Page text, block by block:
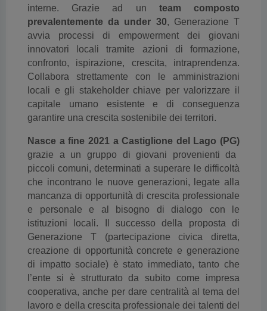
interne. Grazie ad un team composto
prevalentemente da under 30, Generazione T
avvia processi di empowerment dei giovani
innovatori locali tramite azioni di formazione,
confronto, ispirazione, crescita, intraprendenza.
Collabora strettamente con le amministrazioni
locali e gli stakeholder chiave per valorizzare il
capitale umano esistente e di conseguenza
garantire una crescita sostenibile dei territori.
Nasce a fine 2021 a Castiglione del Lago (PG)
grazie a un gruppo di giovani provenienti da
piccoli comuni, determinati a superare le difficoltà
che incontrano le nuove generazioni, legate alla
mancanza di opportunità di crescita professionale
e personale e al bisogno di dialogo con le
istituzioni locali.
Il successo della proposta di
Generazione T (partecipazione civica diretta,
creazione di opportunità concrete e generazione
di impatto sociale) è stato immediato, tanto che
l’ente si è strutturato da subito come impresa
cooperativa, anche per dare centralità al tema del
lavoro e della crescita professionale dei talenti del